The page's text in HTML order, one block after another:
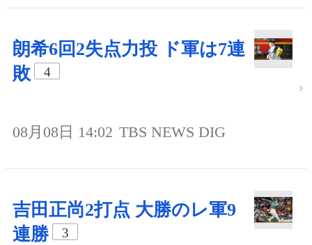
朗希6回2失点力投 ド軍は7連
敗
4
08月08日 14:02 TBS NEWS DIG
吉田正尚2打点 大勝のレ軍9
連勝
3